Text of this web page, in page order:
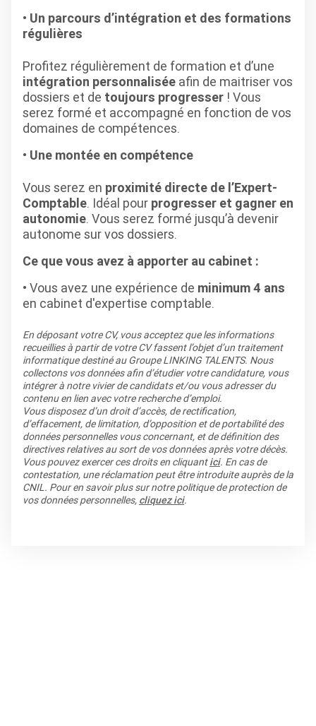
Un parcours d’intégration et des formations
régulières
Profitez régulièrement de formation et d’une
intégration personnalisée afin de maitriser vos
dossiers et de toujours progresser ! Vous
serez formé et accompagné en fonction de vos
domaines de compétences.
Une montée en compétence
Vous serez en proximité directe de l’Expert-
Comptable. Idéal pour progresser et gagner en
autonomie. Vous serez formé jusqu’à devenir
autonome sur vos dossiers.
Ce que vous avez à apporter au cabinet :
Vous avez une expérience de minimum 4 ans
en cabinet d'expertise comptable.
En déposant votre CV, vous acceptez que les informations
recueillies à partir de votre CV fassent l’objet d’un traitement
informatique destiné au Groupe LINKING TALENTS. Nous
collectons vos données afin d’étudier votre candidature, vous
intégrer à notre vivier de candidats et/ou vous adresser du
contenu en lien avec votre recherche d’emploi.
Vous disposez d’un droit d’accès, de rectification,
d’effacement, de limitation, d’opposition et de portabilité des
données personnelles vous concernant, et de définition des
directives relatives au sort de vos données après votre décès.
Vous pouvez exercer ces droits en cliquantici. En cas de
contestation, une réclamation peut être introduite auprès de la
CNIL. Pour en savoir plus sur notre politique de protection de
vos données personnelles, cliquez ici.